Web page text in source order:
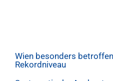
Wien besonders
Rekordniveau